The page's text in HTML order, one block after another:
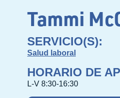
Tammi
SERVICIO(S):
Salud laboral
HORARIO DE
L-V 8:30-16:30